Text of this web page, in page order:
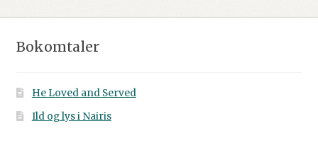
Bokomtaler
He Loved and Served
Ild og lys i Nairis